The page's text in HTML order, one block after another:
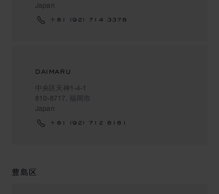
Japan
+81 (92) 714 3378
DAIMARU
中央区天神1-4-1
810-8717, 福岡市
Japan
+81 (92) 712 8181
豊島区